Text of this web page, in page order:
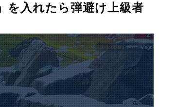
を入れたら弾避け上級者